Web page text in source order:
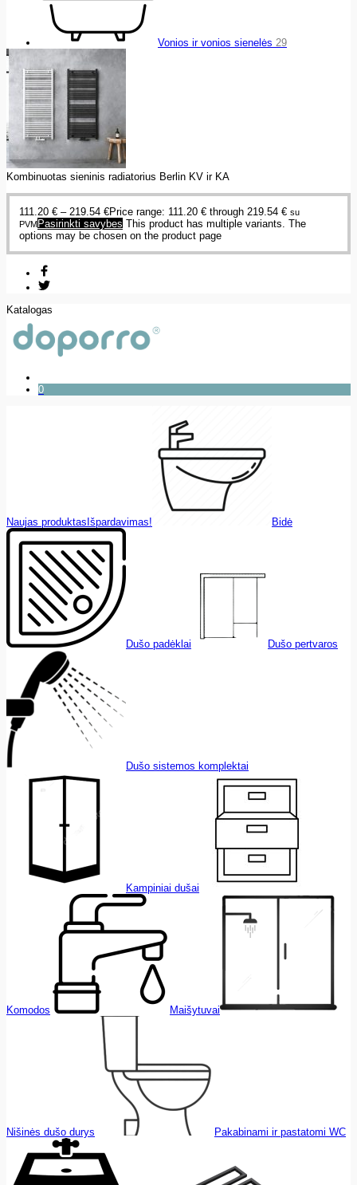
Vonios ir vonios sienelės 29
Kombinuotas sieninis radiatorius Berlin KV ir KA
111.20 € – 219.54 €Price range: 111.20 € through 219.54 € su
PVM Pasirinkti savybes This product has multiple variants. The
options may be chosen on the product page
Katalogas
0
Naujas produktas Išpardavimas! Bidė
Dušo padėklai Dušo pertvaros
Dušo sistemos komplektai
Kampiniai dušai
Komodos Maišytuvai
Nišinės dušo durys Pakabinami ir pastatomi WC